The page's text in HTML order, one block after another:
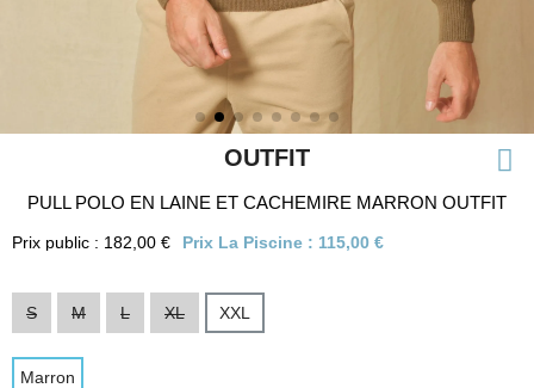
OUTFIT
PULL POLO EN LAINE ET CACHEMIRE MARRON OUTFIT
Prix public : 182,00 € Prix La Piscine : 115,00 €
S M L XL XXL
Marron